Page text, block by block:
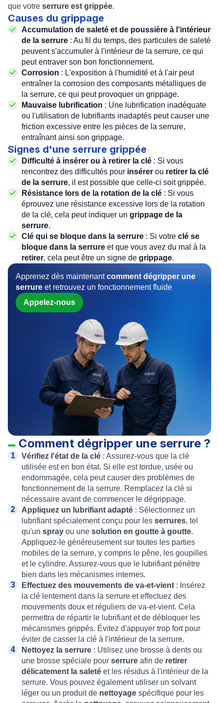
que votre serrure est grippée.
Causes du grippage
Accumulation de saleté et de poussière à l'intérieur
de la serrure : Au fil du temps, des particules de saleté
peuvent s'accumuler à l'intérieur de la serrure, ce qui
peut entraver son bon fonctionnement.
Corrosion : L'exposition à l'humidité et à l'air peut
entraîner la corrosion des composants métalliques de
la serrure, ce qui peut provoquer un grippage.
Mauvaise lubrification : Une lubrification inadéquate
ou l'utilisation de lubrifiants inadaptés peut causer une
friction excessive entre les pièces de la serrure,
entraînant ainsi son grippage.
Signes d'une serrure grippée
Difficulté à insérer ou à retirer la clé : Si vous
rencontrez des difficultés pour insérer ou retirer la clé
de la serrure, il est possible que celle-ci soit grippée.
Résistance lors de la rotation de la clé : Si vous
éprouvez une résistance excessive lors de la rotation
de la clé, cela peut indiquer un grippage de la
serrure.
Clé qui se bloque dans la serrure : Si votre clé se
bloque dans la serrure et que vous avez du mal à la
retirer, cela peut être un signe de grippage.
Apprenez dès maintenantcomment dégripper une
serrure et retrouvez un fonctionnement fluide
Appelez-nous
Comment dégripper une serrure ?
Vérifiez l'état de la clé : Assurez-vous que la clé
utilisée est en bon état. Si elle est tordue, usée ou
endommagée, cela peut causer des problèmes de
fonctionnement de la serrure. Remplacez la clé si
nécessaire avant de commencer le dégrippage.
Appliquez un lubrifiant adapté : Sélectionnez un
lubrifiant spécialement conçu pour les serrures, tel
qu'un spray ou une solution en goutte à goutte.
Appliquez-le généreusement sur toutes les parties
mobiles de la serrure, y compris le pêne, les goupilles
et le cylindre. Assurez-vous que le lubrifiant pénètre
bien dans les mécanismes internes.
Effectuez des mouvements de va-et-vient : Insérez
la clé lentement dans la serrure et effectuez des
mouvements doux et réguliers de va-et-vient. Cela
permettra de répartir le lubrifiant et de débloquer les
mécanismes grippés. Évitez d'appuyer trop fort pour
éviter de casser la clé à l'intérieur de la serrure.
Nettoyez la serrure : Utilisez une brosse à dents ou
une brosse spéciale pour serrure afin de retirer
délicatement la saleté et les résidus à l'intérieur de la
serrure. Vous pouvez également utiliser un solvant
léger ou un produit de nettoyage spécifique pour les